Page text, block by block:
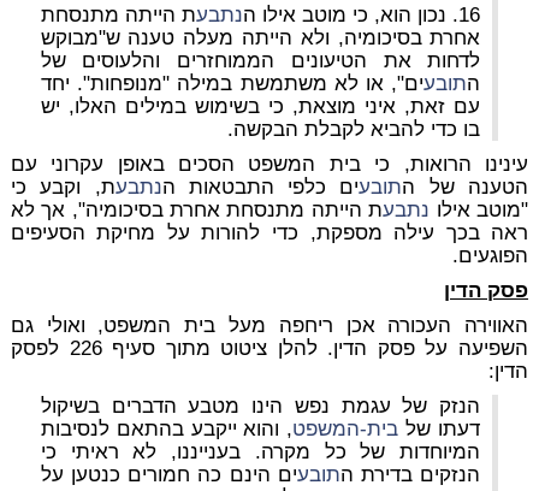
16. נכון הוא, כי מוטב אילו ה
נתבעת הייתה מתנסחת
אחרת בסיכומיה, ולא הייתה מעלה טענה ש"מבוקש
לדחות את הטיעונים הממוחזרים והלעוסים של
התובעים", או לא משתמשת במילה "מנופחות". יחד
עם זאת, איני מוצאת, כי בשימוש במילים האלו, יש
בו כדי להביא לקבלת הבקשה.
עינינו הרואות, כי בית המשפט הסכים באופן עקרוני עם
הטענה של התובעים כלפי התבטאות הנתבעת, וקבע כי
"מוטב אילו נתבעת הייתה מתנסחת אחרת בסיכומיה", אך לא
ראה בכך עילה מספקת, כדי להורות על מחיקת הסעיפים
הפוגעים.
פסק הדין
האווירה העכורה אכן ריחפה מעל בית המשפט, ואולי גם
השפיעה על פסק הדין. להלן ציטוט מתוך סעיף 226 לפסק
הדין:
הנזק של עגמת נפש הינו מטבע הדברים בשיקול
דעתו של בית-המשפט, והוא ייקבע בהתאם לנסיבות
המיוחדות של כל מקרה. בענייננו, לא ראיתי כי
הנזקים בדירת התובעים הינם כה חמורים כנטען על